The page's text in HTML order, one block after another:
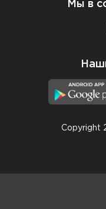
Мы в
Copyright